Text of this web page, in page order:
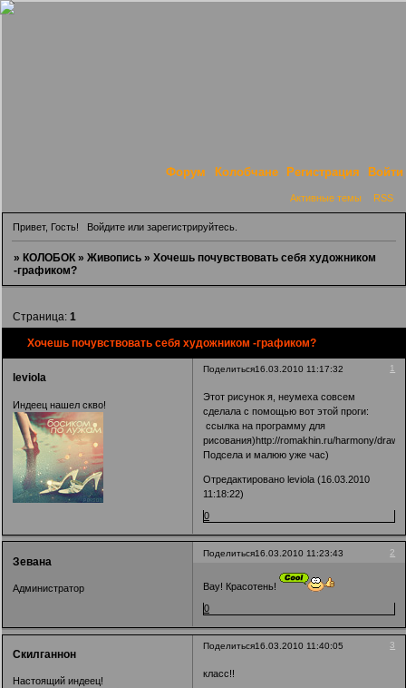
Форум Колобчане Регистрация Войти
Активные темы RSS
Привет, Гость! Войдитеили зарегистрируйтесь.
»КОЛОБОК »Живопись »Хочешь почувствовать себя художником
-графиком?
Хочешь почувствовать себя художником -графиком?
Страница:1
Поделиться 1
16.03.2010 11:17:32
leviola
Индеец нашел скво!
Этот рисунок я, неумеха совсем
сделала с помощью вот этой проги:
ссылка на программу для
рисования)http://romakhin.ru/harmony/draw/
Подсела и малюю уже час)
Отредактировано leviola (16.03.2010
11:18:22)
0
Поделиться 2
16.03.2010 11:23:43
Зевана
Администратор
Вау! Красотень!
0
Поделиться 3
16.03.2010 11:40:05
Скилганнон
Настоящий индеец!
класс!!